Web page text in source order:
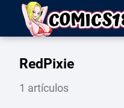
RedPixie
1 artículos